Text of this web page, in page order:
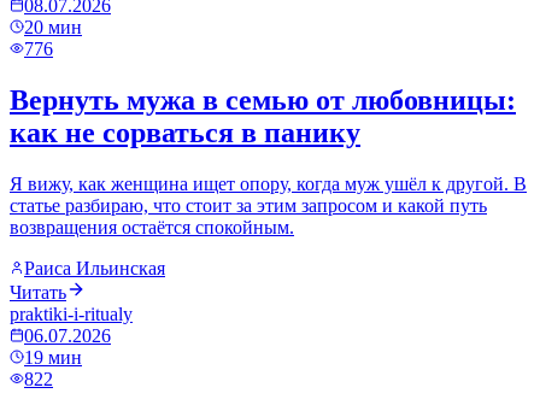
08.07.2026
20 мин
776
Вернуть мужа в семью от любовницы:
как не сорваться в панику
Я вижу, как женщина ищет опору, когда муж ушёл к другой. В
статье разбираю, что стоит за этим запросом и какой путь
возвращения остаётся спокойным.
Раиса Ильинская
Читать
praktiki-i-ritualy
06.07.2026
19 мин
822